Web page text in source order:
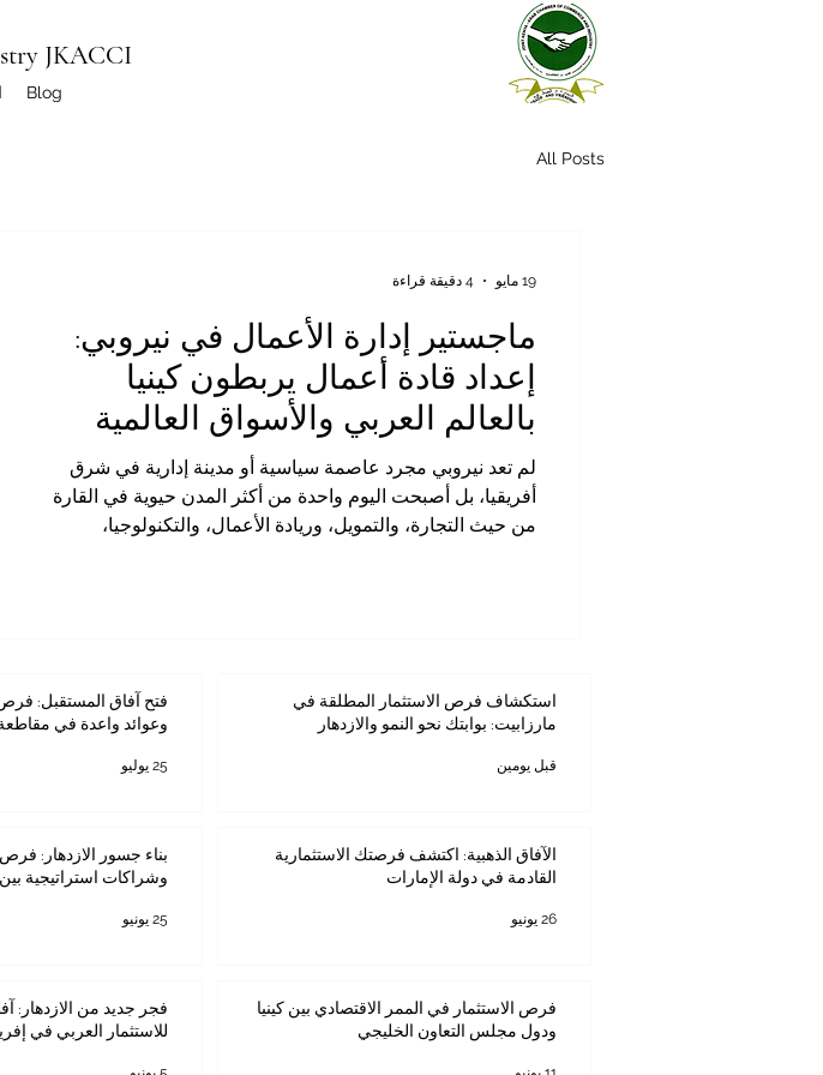
JKACCI
Blog
All Posts
ماجستير إدارة الأعمال في نيروبي:
إعداد قادة أعمال يربطون كينيا
بالعالم العربي والأسواق العالمية
لم تعد نيروبي مجرد عاصمة سياسية أو مدينة إدارية في شرق
أفريقيا، بل أصبحت اليوم واحدة من أكثر المدن حيوية في القارة
من حيث التجارة، والتمويل، وريادة الأعمال، والتكنولوجيا،
رئيس
19 مايو 4 دقيقة قراءة
استكشاف فرص الاستثمار المطلقة في
مارزابيت: بوابتك نحو النمو والازدهار
قبل يومين
فتح آفاق المستقبل: فرص
وعوائد واعدة في مقاطعة
25 يوليو
الآفاق الذهبية: اكتشف فرصتك الاستثمارية
القادمة في دولة الإمارات
26 يونيو
بناء جسور الازدهار: فرص
وشراكات استراتيجية
25 يونيو
فرص الاستثمار في الممر الاقتصادي بين كينيا
ودول مجلس التعاون الخليجي
فجر جديد من الازدهار:
للاستثمار العربي في